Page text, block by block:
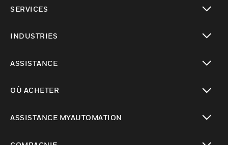
SERVICES
INDUSTRIES
ASSISTANCE
OÙ ACHETER
ASSISTANCE MYAUTOMATION